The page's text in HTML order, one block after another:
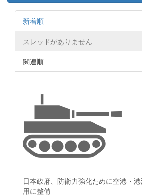
新着順
スレッドがありません
関連順
日本政府、防衛力強化ために空港・
用に整備